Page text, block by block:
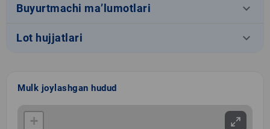
Buyurtmachi ma’lumotlari keyboard_arrow_down
Lot hujjatlari keyboard_arrow_down
Mulk joylashgan hudud
+